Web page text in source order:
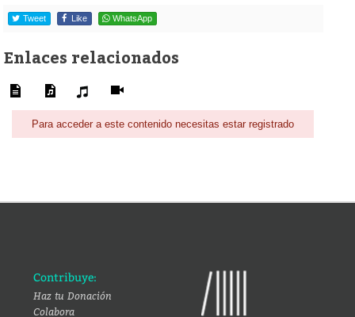
Tweet Like WhatsApp
Enlaces relacionados
Para acceder a este contenido necesitas estar registrado
Contribuye:
Haz tu Donación
Colabora